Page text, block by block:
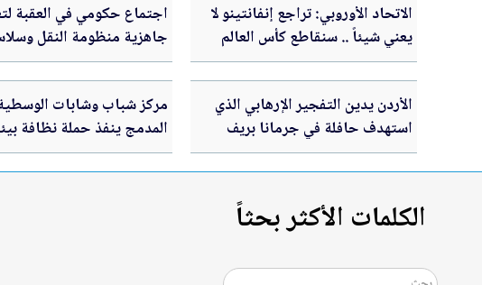
الاتحاد الأوروبي: تراجع إنفانتينو لا
يعني شيئاً .. سنقاطع كأس العالم
اجتماع حكومي في العقبة
جاهزية منظومة النقل
التوريد
الأردن يدين التفجير الإرهابي الذي
استهدف حافلة في جرمانا بريف
دمشق
مركز شباب وشابات
المدمج ينفذ حملة نظافة
الاستراتيجية الوطنية
الكلمات الأكثر بحثاً